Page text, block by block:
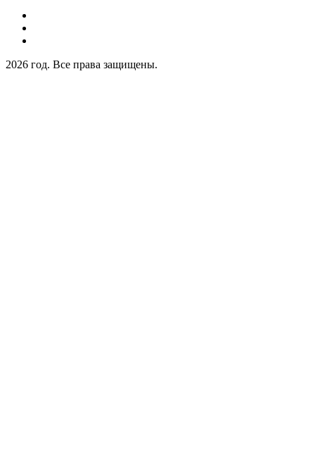
2026 год. Все права защищены.